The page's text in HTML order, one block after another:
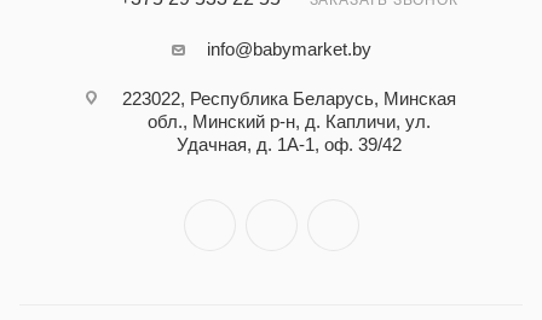
info@babymarket.by
223022, Республика Беларусь, Минская
обл., Минский р-н, д. Капличи, ул.
Удачная, д. 1А-1, оф. 39/42